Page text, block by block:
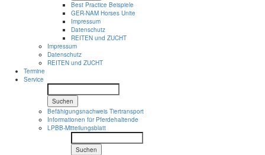
Best Practice Beispiele
GER-NAM Horses Unite
Impressum
Datenschutz
REITEN und ZUCHT
Impressum
Datenschutz
REITEN und ZUCHT
Termine
Service
Suchen
Befähigungsnachweis Tiertransport
Informationen für Pferdehaltende
LPBB-Mitteilungsblatt
Suchen